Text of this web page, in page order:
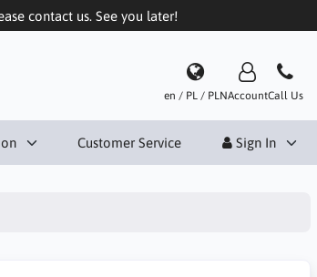
contact us. See you later!
en / PL / PLNAccountCall Us
Customer Service Sign In